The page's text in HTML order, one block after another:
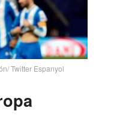
Twitter Espanyol